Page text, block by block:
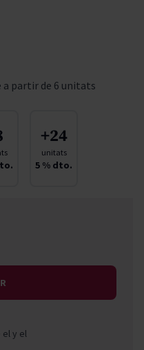
a partir de 6 unitats
+24
unitats
5 % dto.
ely el